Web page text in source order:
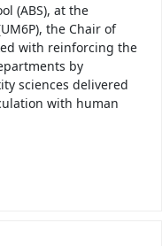
(ABS), at the
the Chair of
with reinforcing the
by
sciences delivered
with human